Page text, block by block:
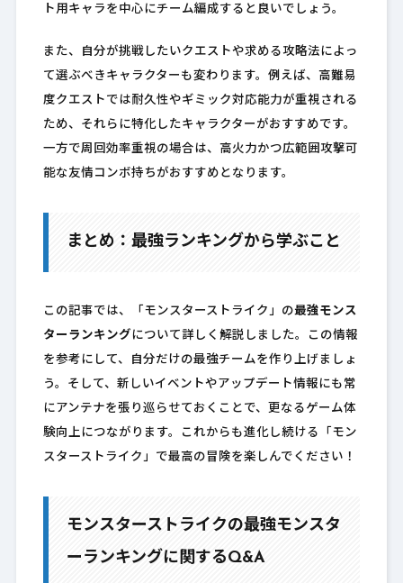
ト用キャラを中心にチーム編成すると良いでしょう。
また、自分が挑戦したいクエストや求める攻略法によっ
て選ぶべきキャラクターも変わります。例えば、高難易
度クエストでは耐久性やギミック対応能力が重視される
ため、それらに特化したキャラクターがおすすめです。
一方で周回効率重視の場合は、高火力かつ広範囲攻撃可
能な友情コンボ持ちがおすすめとなります。
まとめ：最強ランキングから学ぶこと
この記事では、「モンスターストライク」の最強モンス
ターランキング について詳しく解説しました。この情報
を参考にして、自分だけの最強チームを作り上げましょ
う。そして、新しいイベントやアップデート情報にも常
にアンテナを張り巡らせておくことで、更なるゲーム体
験向上につながります。これからも進化し続ける「モン
スターストライク」で最高の冒険を楽しんでください！
モンスターストライクの最強モンスタ
ーランキングに関するQ&A